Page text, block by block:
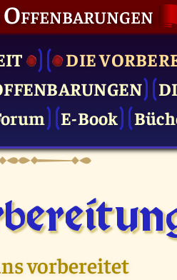
DIE
E-Book
vorbereitet